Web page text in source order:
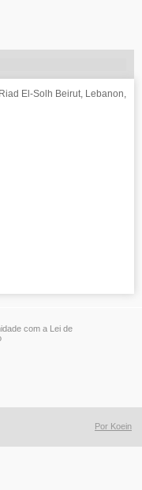
El-Solh Beirut, Lebanon,
com a Lei de
Por Koein